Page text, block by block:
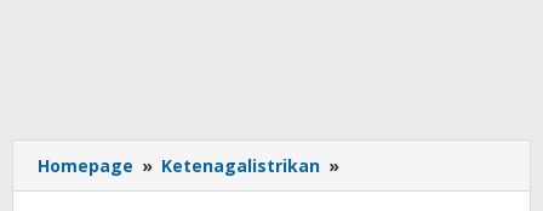
Homepage » Ketenagalistrikan »
NP